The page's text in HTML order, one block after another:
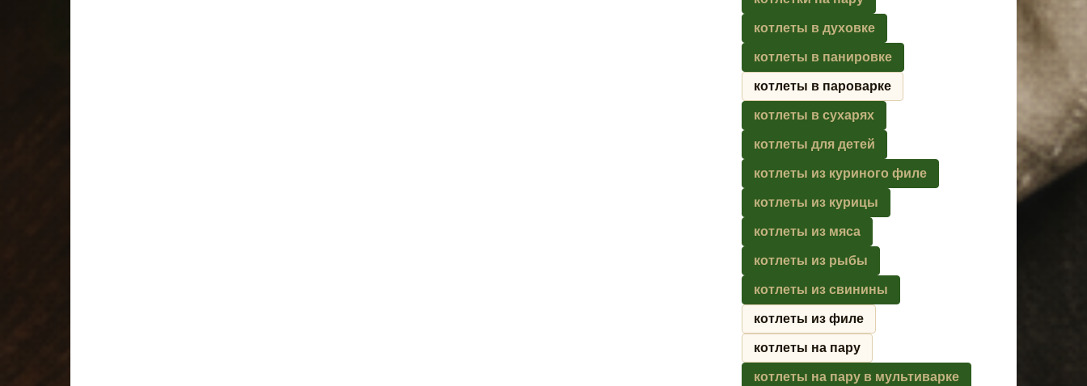
котлеты в духовке
котлеты в панировке
котлеты в пароварке
котлеты в сухарях
котлеты для детей
котлеты из куриного филе
котлеты из курицы
котлеты из мяса
котлеты из рыбы
котлеты из свинины
котлеты из филе
котлеты на пару
котлеты на пару в мультиварке